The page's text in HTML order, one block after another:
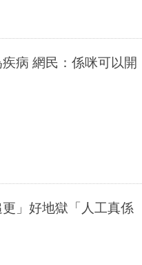
病 網民：係咪可以開
更」好地獄「人工真係